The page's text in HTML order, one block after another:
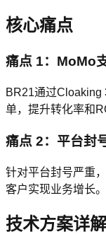
核心痛点
痛点 1：MoMo
BR21通过Cloaking
单，提升转化率和
痛点 2：平台封
针对平台封号严重
客户实现业务增长。
技术方案详解